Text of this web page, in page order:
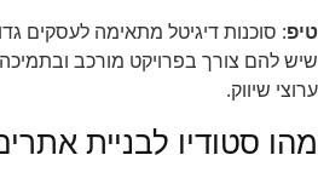
טיפ: סוכנות דיגיטל מתאימה לעסקים
שיש להם צורך בפרויקט מורכב
ערוצי שיווק.
מהו סטודיו לבניית